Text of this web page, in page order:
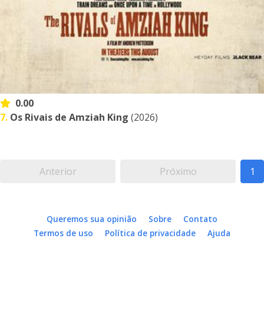
0.00
7. Os Rivais de Amziah King (2026)
Anterior Próximo 1
Queremos sua opinião Sobre
Contato
Termos de uso
Política de privacidade Ajuda